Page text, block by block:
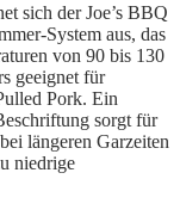
sich der Joe’s BBQ
System aus, das
von 90 bis 130
geeignet für
Pork. Ein
sorgt für
längeren Garzeiten
niedrige